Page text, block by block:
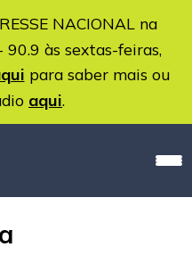
NACIONAL na
90.9 às sextas-feiras,
para saber mais ou
aqui.